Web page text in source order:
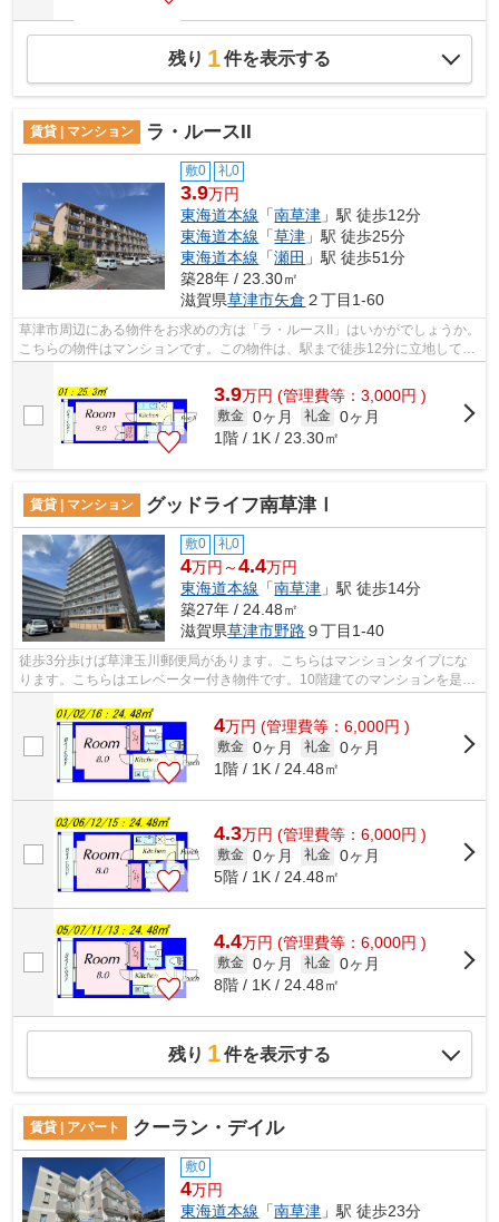
残り 1件を表示する
賃貸 | マンション ラ・ルースII
敷0 礼0
3.9万円
東海道本線 「南草津 」駅 徒歩12分
東海道本線 「草津 」駅 徒歩25分
東海道本線 「瀬田 」駅 徒歩51分
築28年 / 23.30㎡
滋賀県草津市矢倉 ２丁目1-60
草津市周辺にある物件をお求めの方は「ラ・ルースII」はいかがでしょうか。
こちらの物件はマンションです。この物件は、駅まで徒歩12分に立地してい
3.9万円 (管理費等：3,000円 )
敷金 0ヶ月 礼金 0ヶ月
1階 / 1K / 23.30㎡
賃貸 | マンション グッドライフ南草津Ⅰ
敷0 礼0
4万円～4.4万円
東海道本線 「南草津 」駅 徒歩14分
築27年 / 24.48㎡
滋賀県草津市野路 ９丁目1-40
徒歩3分歩けば草津玉川郵便局があります。こちらはマンションタイプにな
ります。こちらはエレベーター付き物件です。10階建てのマンションを是非
4万円 (管理費等：6,000円 )
敷金 0ヶ月 礼金 0ヶ月
1階 / 1K / 24.48㎡
4.3万円 (管理費等：6,000円 )
敷金 0ヶ月 礼金 0ヶ月
5階 / 1K / 24.48㎡
4.4万円 (管理費等：6,000円 )
敷金 0ヶ月 礼金 0ヶ月
8階 / 1K / 24.48㎡
残り 1件を表示する
賃貸 | アパート クーラン・デイル
敷0
4万円
東海道本線 「南草津 」駅 徒歩23分